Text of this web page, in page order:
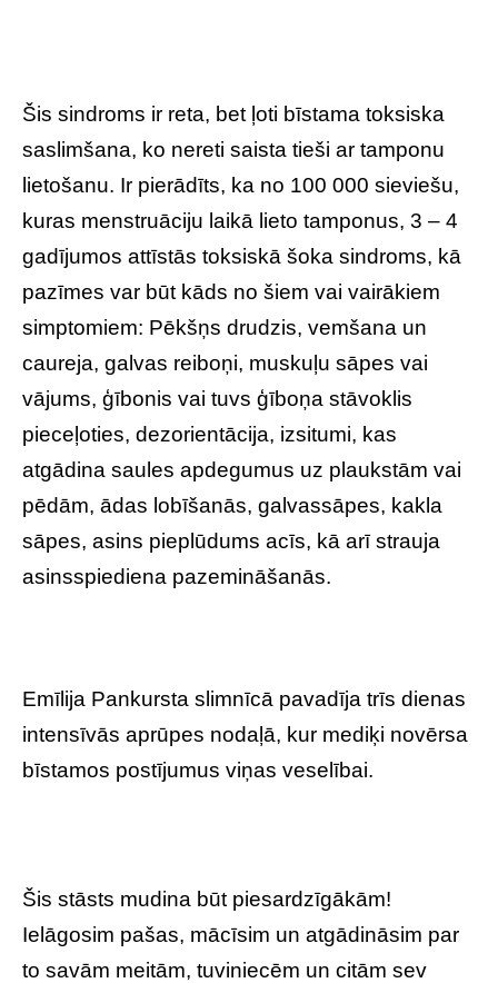
Šis sindroms ir reta, bet ļoti bīstama toksiska
saslimšana, ko nereti saista tieši ar tamponu
lietošanu. Ir pierādīts, ka no 100 000 sieviešu,
kuras menstruāciju laikā lieto tamponus, 3 – 4
gadījumos attīstās toksiskā šoka sindroms, kā
pazīmes var būt kāds no šiem vai vairākiem
simptomiem: Pēkšņs drudzis, vemšana un
caureja, galvas reiboņi, muskuļu sāpes vai
vājums, ģībonis vai tuvs ģīboņa stāvoklis
pieceļoties, dezorientācija, izsitumi, kas
atgādina saules apdegumus uz plaukstām vai
pēdām, ādas lobīšanās, galvassāpes, kakla
sāpes, asins pieplūdums acīs, kā arī strauja
asinsspiediena pazemināšanās.
Emīlija Pankursta slimnīcā pavadīja trīs dienas
intensīvās aprūpes nodaļā, kur mediķi novērsa
bīstamos postījumus viņas veselībai.
Šis stāsts mudina būt piesardzīgākām!
Ielāgosim pašas, mācīsim un atgādināsim par
to savām meitām, tuviniecēm un citām sev